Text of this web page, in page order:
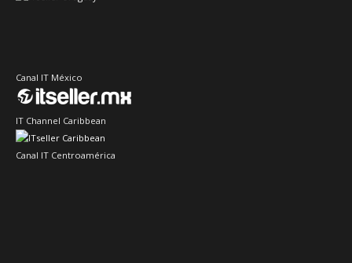
Canal IT México
IT Channel Caribbean
Canal IT Centroamérica